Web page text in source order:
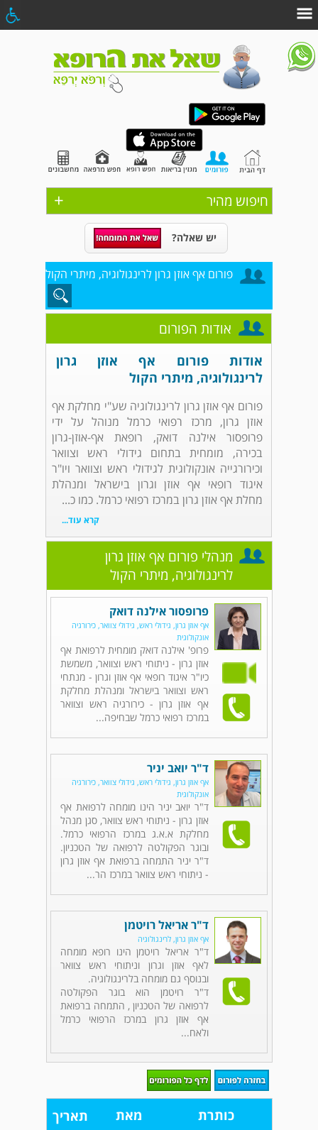
+ חיפוש מהיר
יש שאלה?
פורום אף אוזן גרון לרינגולוגיה, מיתרי הקול
אודות הפורום
אודות פורום אף אוזן גרון
לרינגולוגיה, מיתרי הקול
פורום אף אוזן גרון לרינגולוגיה שע"י מחלקת אף
אוזן גרון, מרכז רפואי כרמל מנוהל על ידי
פרופסור אילנה דואק, רופאת אף-אוזן-גרון
בכירה, מומחית בתחום גידולי ראש וצוואר
וכירורגייה אונקולוגית לגידולי ראש וצוואר ויו"ר
איגוד רופאי אף אוזן וגרון בישראל ומנהלת
מחלת אף אוזן גרון במרכז רפואי כרמל. כמו כ...
קרא עוד...
מנהלי פורום אף אוזן גרון
לרינגולוגיה, מיתרי הקול
פרופסור אילנה דואק
אף אוזן גרון, גידולי ראש, גידולי צוואר, כירורגיה
אונקולוגית
פרופ' אילנה דואק מומחית לרפואת אף
אוזן גרון - ניתוחי ראש וצוואר, משמשת
כיו"ר איגוד רופאי אף אוזן וגרון - מנתחי
ראש וצוואר בישראל ומנהלת מחלקת
אף אוזן גרון - כירורגיה ראש וצוואר
במרכז רפואי כרמל שבחיפה...
ד"ר יואב יניר
אף אוזן גרון, גידולי ראש, גידולי צוואר, כירורגיה
אונקולוגית
ד"ר יואב יניר הינו מומחה לרפואת אף
אוזן גרון - ניתוחי ראש צוואר, סגן מנהל
מחלקת א.א.ג במרכז הרפואי כרמל.
ובוגר הפקולטה לרפואה של הטכניון.
ד"ר יניר התמחה ברפואת אף אוזן גרון
- ניתוחי ראש צוואר במרכז הר...
ד"ר אריאל רויטמן
אף אוזן גרון, לרינגולוגיה
ד"ר אריאל רויטמן הינו רופא מומחה
לאף אוזן וגרון וניתוחי ראש צוואר
ובנוסף גם מומחה בלרינגולוגיה.
ד"ר רויטמן הוא בוגר הפקולטה
לרפואה של הטכניון , התמחה ברפואת
אף אוזן גרון במרכז הרפואי כרמל
ולאח...
כותרת מאת תאריך